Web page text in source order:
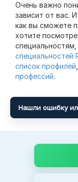
Очень важно
зависит от вас.
как вы сможете
хотите
специальностей
список профилей
профессий.
Нашли ошибку